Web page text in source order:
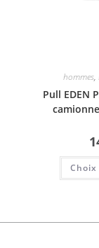
hommes,
Pull EDEN